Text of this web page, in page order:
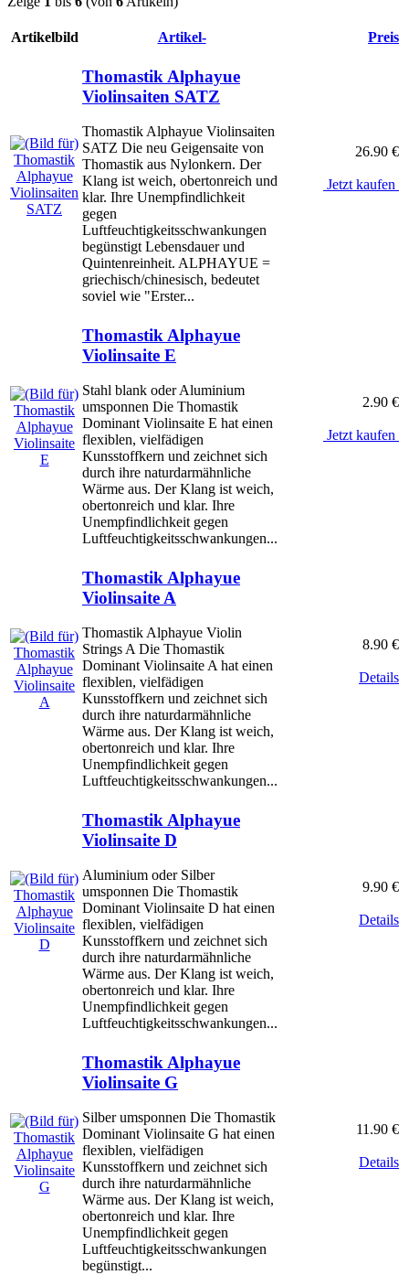
Artikelbild Artikel- Preis
Thomastik Alphayue
Violinsaiten SATZ
Thomastik Alphayue Violinsaiten
SATZ Die neu Geigensaite von
Thomastik aus Nylonkern. Der
Klang ist weich, obertonreich und
klar. Ihre Unempfindlichkeit
gegen
Luftfeuchtigkeitsschwankungen
begünstigt Lebensdauer und
Quintenreinheit. ALPHAYUE =
griechisch/chinesisch, bedeutet
soviel wie "Erster...
26.90 €
Jetzt kaufen
Thomastik Alphayue
Violinsaite E
Stahl blank oder Aluminium
umsponnen Die Thomastik
Dominant Violinsaite E hat einen
flexiblen, vielfädigen
Kunsstoffkern und zeichnet sich
durch ihre naturdarmähnliche
Wärme aus. Der Klang ist weich,
obertonreich und klar. Ihre
Unempfindlichkeit gegen
Luftfeuchtigkeitsschwankungen...
2.90 €
Jetzt kaufen
Thomastik Alphayue
Violinsaite A
Thomastik Alphayue Violin
Strings A Die Thomastik
Dominant Violinsaite A hat einen
flexiblen, vielfädigen
Kunsstoffkern und zeichnet sich
durch ihre naturdarmähnliche
Wärme aus. Der Klang ist weich,
obertonreich und klar. Ihre
Unempfindlichkeit gegen
Luftfeuchtigkeitsschwankungen...
8.90 €
Details
Thomastik Alphayue
Violinsaite D
Aluminium oder Silber
umsponnen Die Thomastik
Dominant Violinsaite D hat einen
flexiblen, vielfädigen
Kunsstoffkern und zeichnet sich
durch ihre naturdarmähnliche
Wärme aus. Der Klang ist weich,
obertonreich und klar. Ihre
Unempfindlichkeit gegen
Luftfeuchtigkeitsschwankungen...
9.90 €
Details
Thomastik Alphayue
Violinsaite G
Silber umsponnen Die Thomastik
Dominant Violinsaite G hat einen
flexiblen, vielfädigen
Kunsstoffkern und zeichnet sich
durch ihre naturdarmähnliche
Wärme aus. Der Klang ist weich,
obertonreich und klar. Ihre
Unempfindlichkeit gegen
Luftfeuchtigkeitsschwankungen
begünstigt...
11.90 €
Details